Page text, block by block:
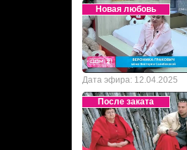
Новая любовь
Дата эфира: 12.04.2025
После заката